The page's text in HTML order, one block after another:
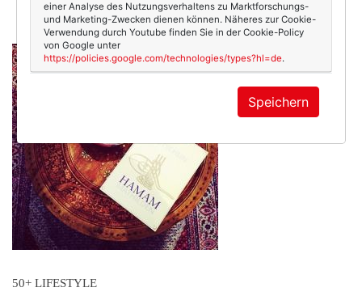
50+ LIFESTYLE
einer Analyse des Nutzungsverhaltens zu Marktforschungs-
und Marketing-Zwecken dienen können. Näheres zur Cookie-
Verwendung durch Youtube finden Sie in der Cookie-Policy
von Google unter
https://policies.google.com/technologies/types?hl=de.
Speichern